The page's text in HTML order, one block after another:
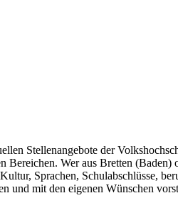
Stellenangebote der
Wer aus Bretten
Sprachen, Schulabschlüsse,
mit den eigenen Wünschen